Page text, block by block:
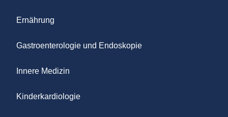
Ernährung
Gastroenterologie und Endoskopie
Innere Medizin
Kinderkardiologie